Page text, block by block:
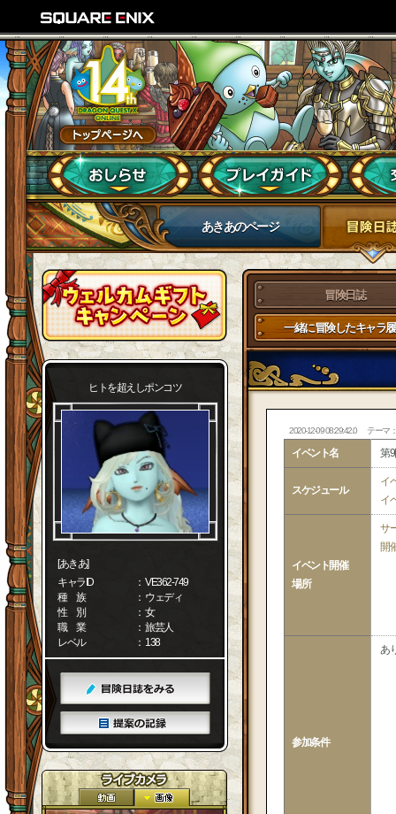
あきあのページ
ヒトを超えしポンコツ
[あきあ]
キャラID
： VE362-749
種 族
： ウェディ
性 別
： 女
職 業
： 旅芸人
レベル
： 138
冒険日誌
一緒に冒険したキャラ
2020-12-09 08:29:42.0 テーマ
イベント名 第
スケジュール
イ
イ
イベント開催
場所
サ
開
参加条件
あ